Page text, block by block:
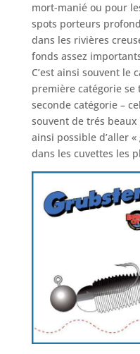
mort-manié ou pour
spots porteurs
dans les rivières
fonds assez
C’est ainsi souvent le
première catégorie se
seconde catégorie –
souvent de trés
ainsi possible d’aller
dans les cuvettes les